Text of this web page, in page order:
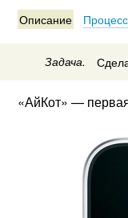
Описание Процесс
Задача.
«АйКот» —